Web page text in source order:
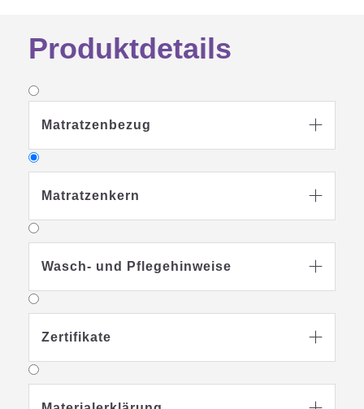
Produktdetails
Matratzenbezug 
Matratzenkern 
ausgezeichneter Liegekomfort durch
hochflexible 3D-comfort-pads aus
Wasch- und Pflegehinweise 
Zertifikate 